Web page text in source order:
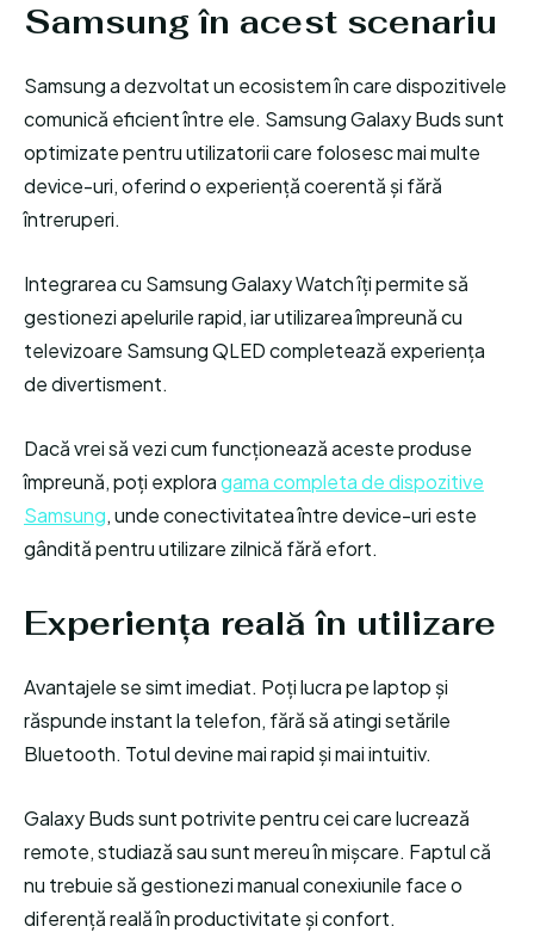
Samsung în acest scenariu
Samsung a dezvoltat un ecosistem în care dispozitivele
comunică eficient între ele. Samsung Galaxy Buds sunt
optimizate pentru utilizatorii care folosesc mai multe
device-uri, oferind o experiență coerentă și fără
întreruperi.
Integrarea cu Samsung Galaxy Watch îți permite să
gestionezi apelurile rapid, iar utilizarea împreună cu
televizoare Samsung QLED completează experiența
de divertisment.
Dacă vrei să vezi cum funcționează aceste produse
împreună, poți exploragama completade dispozitive
Samsung, unde conectivitatea între device-uri este
gândită pentru utilizare zilnică fără efort.
Experiența reală în utilizare
Avantajele se simt imediat. Poți lucra pe laptop și
răspunde instant la telefon, fără să atingi setările
Bluetooth. Totul devine mai rapid și mai intuitiv.
Galaxy Buds sunt potrivite pentru cei care lucrează
remote, studiază sau sunt mereu în mișcare. Faptul că
nu trebuie să gestionezi manual conexiunile face o
diferență reală în productivitate și confort.